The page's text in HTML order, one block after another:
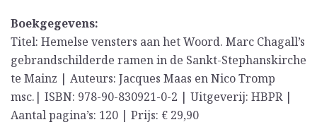
Boekgegevens:
Titel: Hemelse vensters aan het Woord. Marc Chagall’s
gebrandschilderde ramen in de Sankt-Stephanskirche
te Mainz | Auteurs: Jacques Maas en Nico Tromp
msc.| ISBN: 978-90-830921-0-2 | Uitgeverij: HBPR |
Aantal pagina’s: 120 | Prijs: € 29,90